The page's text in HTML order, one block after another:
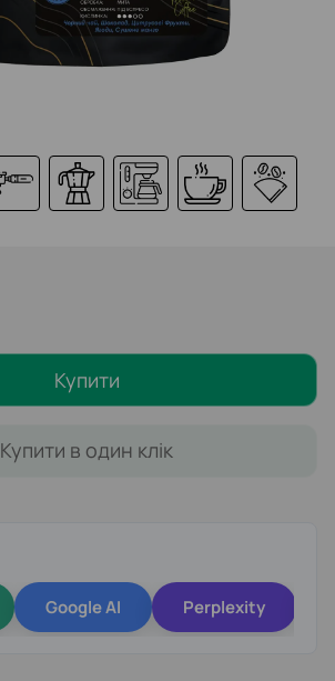
Купити
Купити в один клік
Google AI Perplexity